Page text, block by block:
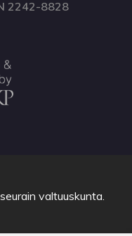
2242-8828
valtuuskunta.